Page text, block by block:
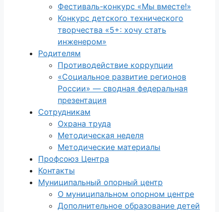
Фестиваль-конкурс «Мы вместе!»
Конкурс детского технического
творчества «5+: хочу стать
инженером»
Родителям
Противодействие коррупции
«Социальное развитие регионов
России» — сводная федеральная
презентация
Сотрудникам
Охрана труда
Методическая неделя
Методические материалы
Профсоюз Центра
Контакты
Муниципальный опорный центр
О муниципальном опорном центре
Дополнительное образование детей